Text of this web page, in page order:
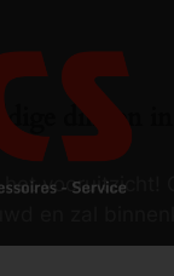
dingen in
het vooruitzicht!
en zal